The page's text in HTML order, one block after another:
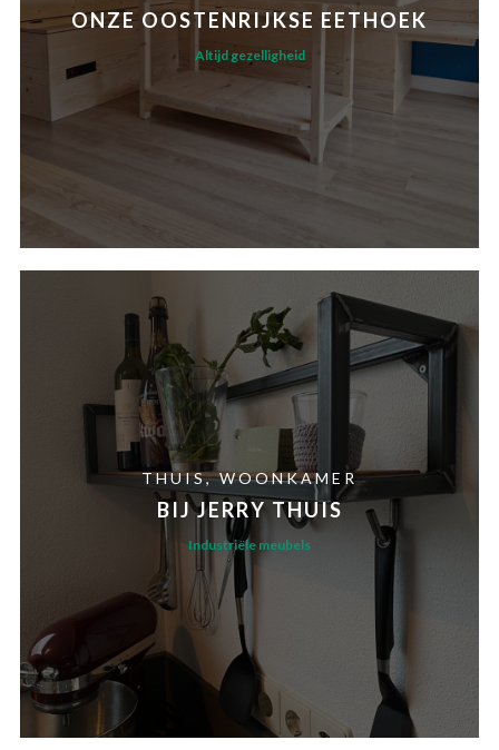
ONZE OOSTENRIJKSE EETHOEK
Altijd gezelligheid
THUIS WOONKAMER
BIJ JERRY THUIS
Industriële meubels